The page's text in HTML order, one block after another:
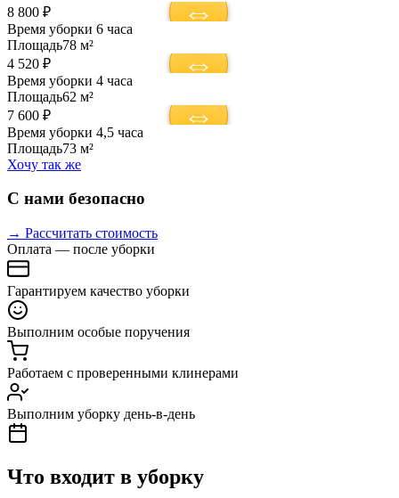
8 800 ₽
Время уборки 6 часа
Площадь78 м²
4 520 ₽
Время уборки 4 часа
Площадь62 м²
7 600 ₽
Время уборки 4,5 часа
Площадь73 м²
Хочу так же
С нами безопасно
→ Рассчитать стоимость
Оплата — после уборки
Гарантируем качество уборки
Выполним особые поручения
Работаем с проверенными клинерами
Выполним уборку день-в-день
Что входит в уборку